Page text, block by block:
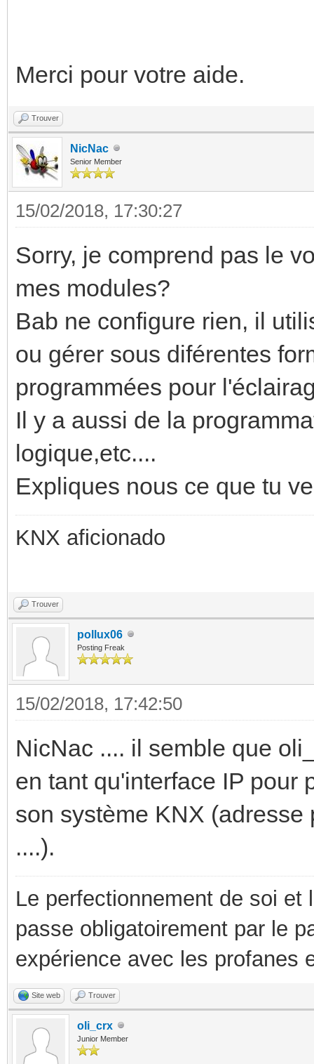
Merci pour votre aide.
Trouver
NicNac
Senior Member
15/02/2018, 17:30:27
Sorry, je comprend pas le
mes modules?
Bab ne configure rien, il
ou gérer sous diférentes
programmées pour
Il y a aussi de la
logique,etc....
Expliques nous ce que tu
KNX aficionado
Trouver
pollux06
Posting Freak
15/02/2018, 17:42:50
NicNac .... il semble que
en tant qu'interface IP pour
son système KNX
....).
Le perfectionnement de soi
passe obligatoirement par le
expérience avec les profanes
Site web Trouver
oli_crx
Junior Member